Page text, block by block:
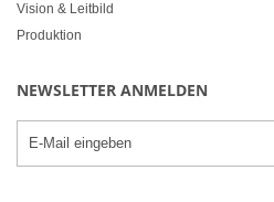
Vision & Leitbild
Produktion
NEWSLETTER ANMELDEN